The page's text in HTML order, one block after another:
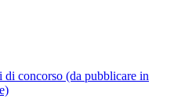
di concorso (da pubblicare in